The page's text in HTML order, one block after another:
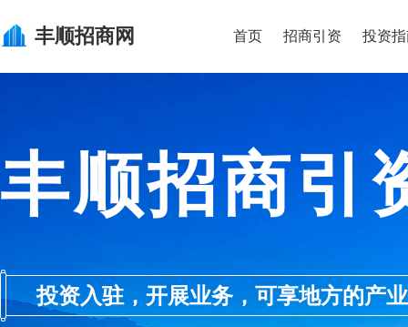
丰顺招商网 首页 招商引资 投资
丰顺招商引
投资入驻，开展业务，可享地方的产